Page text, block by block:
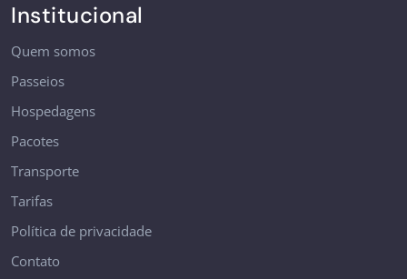
Institucional
Quem somos
Passeios
Hospedagens
Pacotes
Transporte
Tarifas
Política de privacidade
Contato